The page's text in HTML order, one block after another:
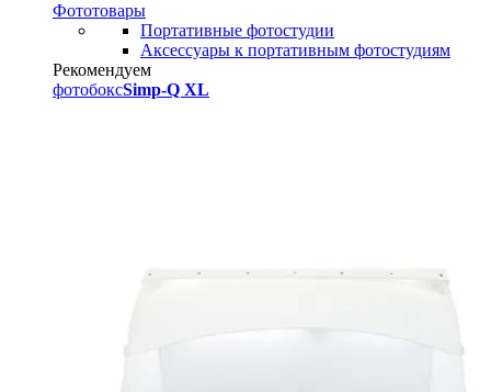
Фототовары
Портативные фотостудии
Аксессуары к портативным фотостудиям
Рекомендуем
фотобоксSimp-Q XL